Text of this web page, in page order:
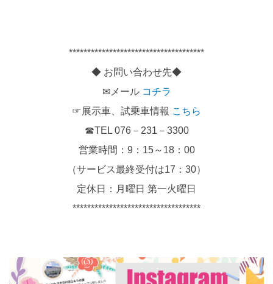
*************************************
◆ お問い合わせ先◆
✉メール コチラ
☞展示車、試乗車情報 こちら
☎TEL 076－231－3300
営業時間：9：15～18：00
（サービス最終受付は17：30）
定休日：月曜日 第一火曜日
***********************************